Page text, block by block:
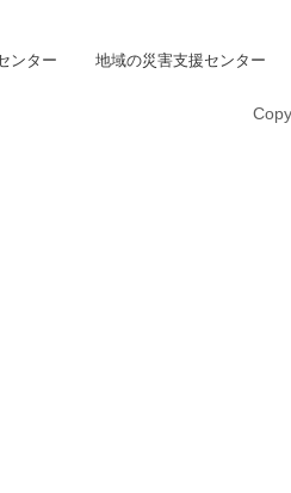
ンター 地域の災害支援センター